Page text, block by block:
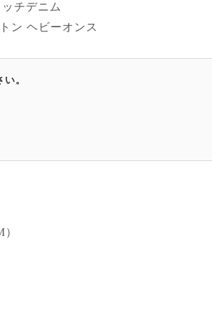
チデニム
ン ヘビーオンス
。